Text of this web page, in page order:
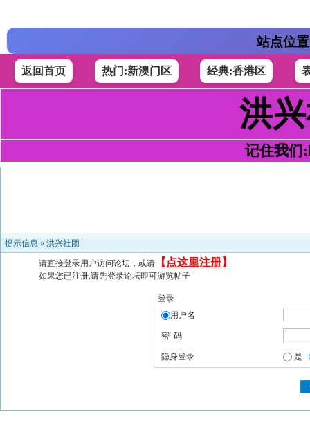
站点位
返回首页 热门:新澳门区 经典:香港区
洪
记住我们
提示信息 » 洪兴社团
请直接登录用户访问论坛，或请 【 点这里注册】
如果您已注册,请先登录论坛即可游览帖子
登录
用户名
密 码
隐身登录 是